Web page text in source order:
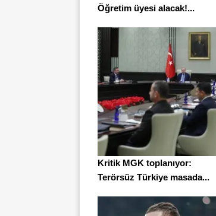
Öğretim üyesi alacak!...
Kritik MGK toplanıyor:
Terörsüz Türkiye masada...